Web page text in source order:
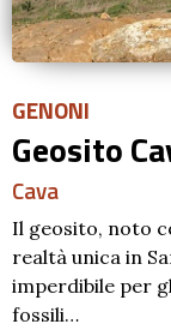
GENONI
Geosito
Cava
Il geosito, noto
realtà unica in
imperdibile per
fossili…